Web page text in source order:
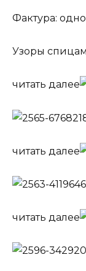
Фактура:
Узоры
читать далее
читать далее
читать далее